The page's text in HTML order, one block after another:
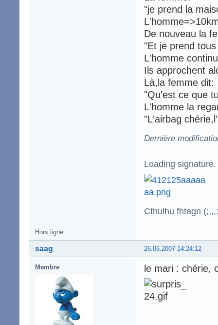
"je prend la
De nouveau la
"Et je prend
L'homme
Ils approchent
Là,la femme dit:
"Qu'est ce que
L'homme la
"L'airbag
Dernière
Loading signature.
Cthulhu fhtagn
Hors ligne
26.06.2007 14:24:12
saag
Membre le mari : chérie,